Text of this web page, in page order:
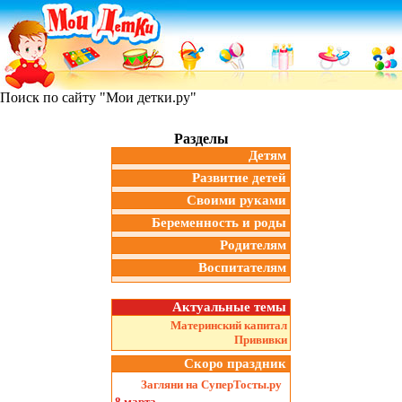
Поиск по сайту "Мои детки.ру"
Разделы
Детям
Развитие детей
Своими руками
Беременность и роды
Родителям
Воспитателям
Актуальные темы
Материнский капитал
Прививки
Скоро праздник
Загляни на СуперТосты.ру